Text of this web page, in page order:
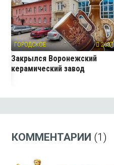
ГОРОДСКОЕ 2637
Закрылся Воронежский
керамический завод
КОММЕНТАРИИ (1)